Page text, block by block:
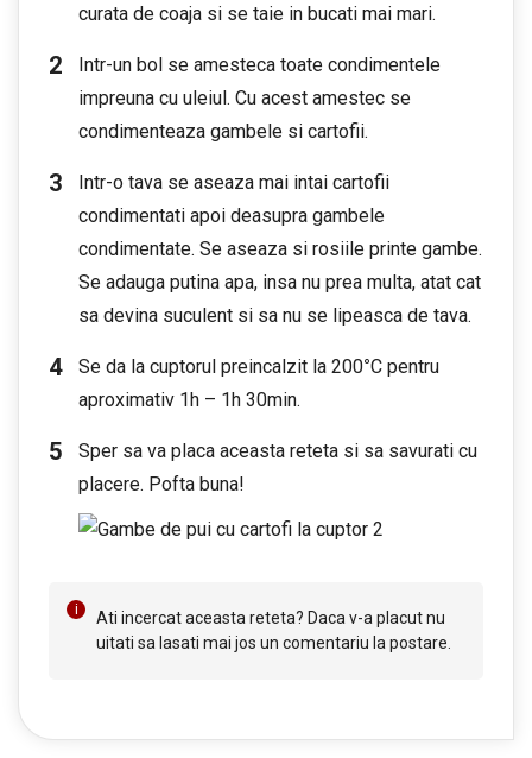
curata de coaja si se taie in bucati mai mari.
Intr-un bol se amesteca toate condimentele
impreuna cu uleiul. Cu acest amestec se
condimenteaza gambele si cartofii.
Intr-o tava se aseaza mai intai cartofii
condimentati apoi deasupra gambele
condimentate. Se aseaza si rosiile printe gambe.
Se adauga putina apa, insa nu prea multa, atat cat
sa devina suculent si sa nu se lipeasca de tava.
Se da la cuptorul preincalzit la 200°C pentru
aproximativ 1h – 1h 30min.
Sper sa va placa aceasta reteta si sa savurati cu
placere. Pofta buna!
Ati incercat aceasta reteta? Daca v-a placut nu
uitati sa lasati mai jos un comentariu la postare.